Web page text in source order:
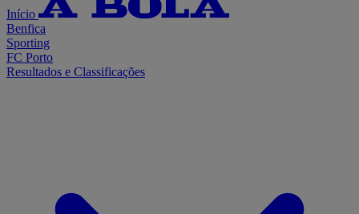
Início
Benfica
Sporting
FC Porto
Resultados e Classificações